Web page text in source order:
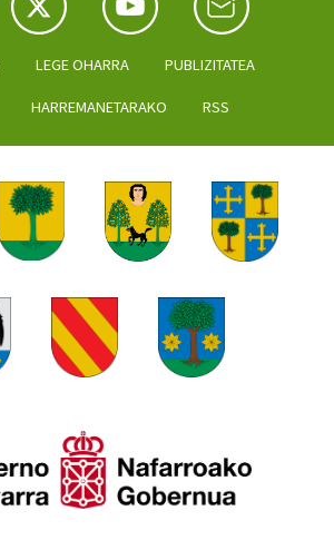
LEGE OHARRA PUBLIZITATEA
HARREMANETARAKO RSS